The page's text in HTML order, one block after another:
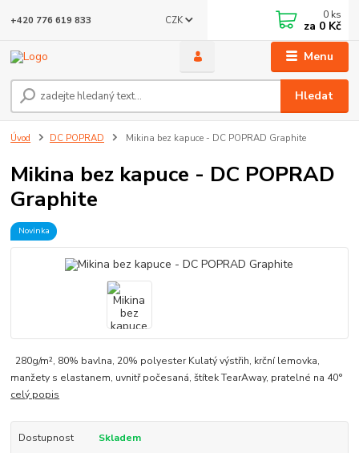
Menu
CZK
Hledat
+420 776 619 833 0 ks
za 0 Kč
Úvod DC POPRAD Mikina bez kapuce - DC POPRAD Graphite
Mikina bez kapuce - DC POPRAD
Graphite
Novinka
280g/m², 80% bavlna, 20% polyester Kulatý výstřih, krční lemovka,
manžety s elastanem, uvnitř počesaná, štítek TearAway, pratelné na 40°
celý popis
Dostupnost
Skladem